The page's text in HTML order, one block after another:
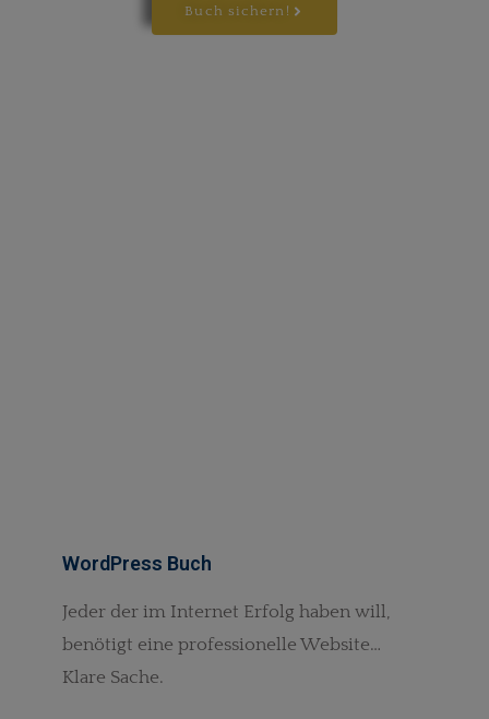
Buch sichern!
WordPress Buch
Jeder der im Internet Erfolg haben will,
benötigt eine professionelle Website…
Klare Sache.